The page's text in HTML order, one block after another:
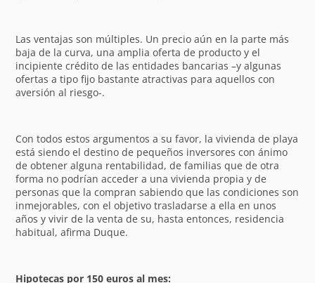
Las ventajas son múltiples. Un precio aún en la parte más
baja de la curva, una amplia oferta de producto y el
incipiente crédito de las entidades bancarias –y algunas
ofertas a tipo fijo bastante atractivas para aquellos con
aversión al riesgo-.
Con todos estos argumentos a su favor, la vivienda de playa
está siendo el destino de pequeños inversores con ánimo
de obtener alguna rentabilidad, de familias que de otra
forma no podrían acceder a una vivienda propia y de
personas que la compran sabiendo que las condiciones son
inmejorables, con el objetivo trasladarse a ella en unos
años y vivir de la venta de su, hasta entonces, residencia
habitual, afirma Duque.
Hipotecas por 150 euros al mes: